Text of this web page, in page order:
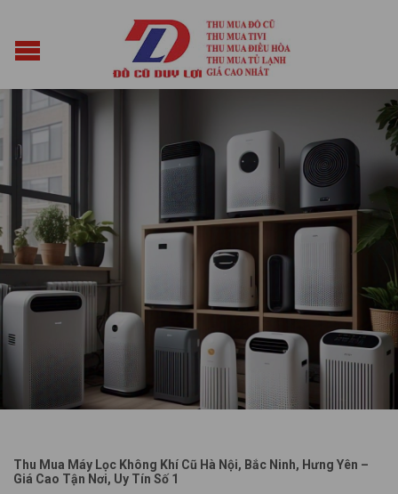
Thu Mua Máy Lọc Không Khí Cũ Hà Nội, Bắc Ninh, Hưng Yên –
Giá Cao Tận Nơi, Uy Tín Số 1